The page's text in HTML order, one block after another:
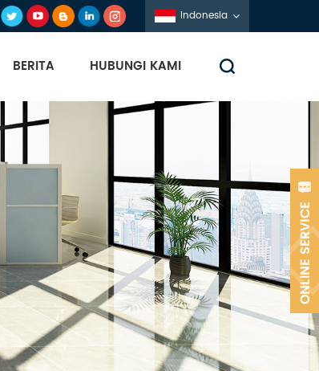
Indonesia
BERITA HUBUNGI KAMI